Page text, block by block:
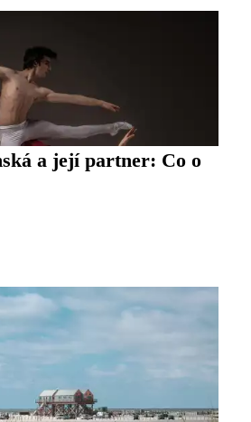
a její partner: Co o